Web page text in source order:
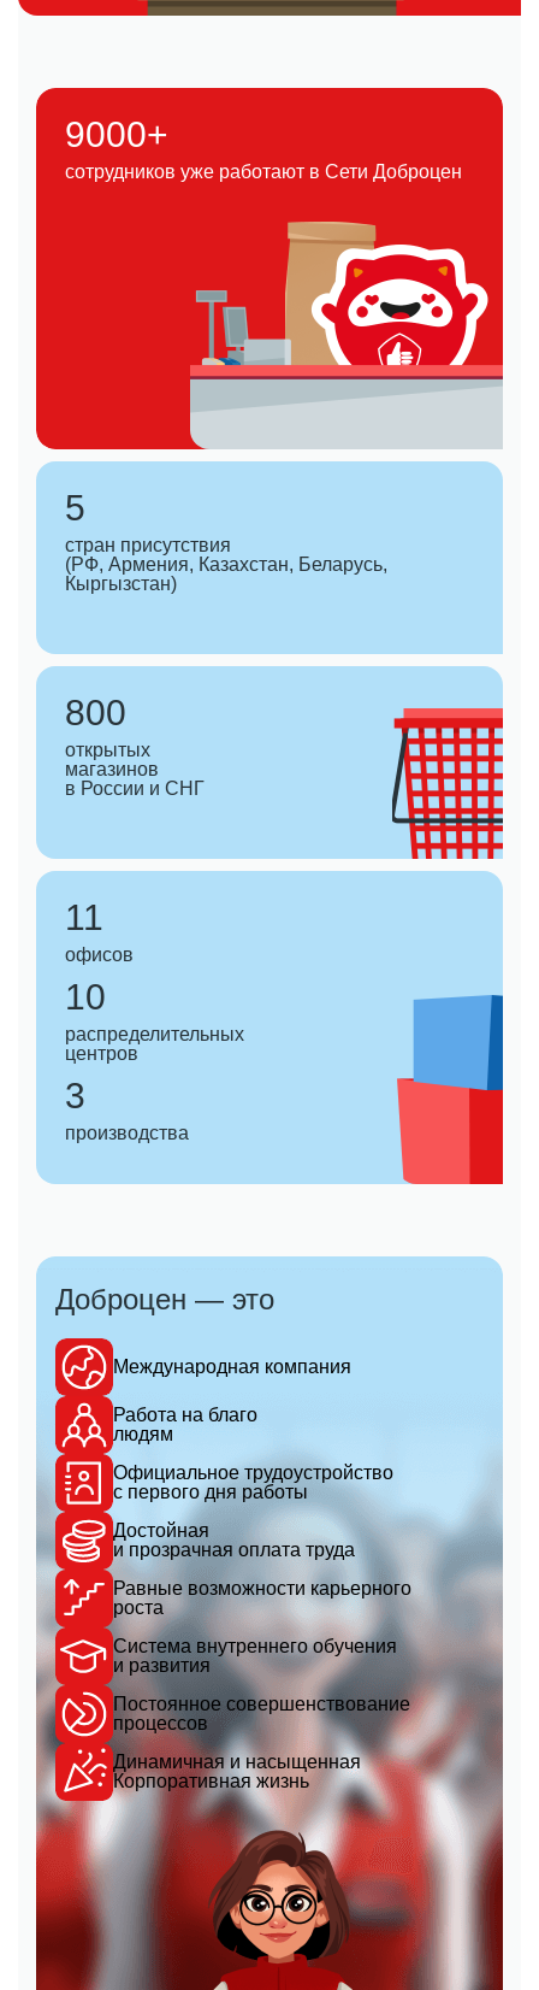
9000+
сотрудников уже работают в Сети Доброцен
5
стран присутствия
(РФ, Армения, Казахстан, Беларусь,
Кыргызстан)
800
открытых
магазинов
в России и СНГ
11
офисов
10
распределительных
центров
3
производства
Доброцен — это
Международная компания
Работа на благо
людям
Официальное трудоустройство
с первого дня работы
Достойная
и прозрачная оплата труда
Равные возможности карьерного
роста
Система внутреннего обучения
и развития
Постоянное совершенствование
процессов
Динамичная и насыщенная
Корпоративная жизнь